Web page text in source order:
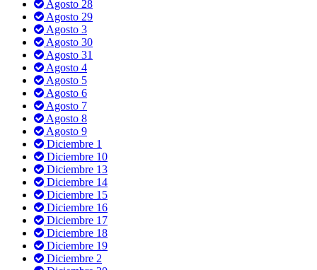
Agosto 28
Agosto 29
Agosto 3
Agosto 30
Agosto 31
Agosto 4
Agosto 5
Agosto 6
Agosto 7
Agosto 8
Agosto 9
Diciembre 1
Diciembre 10
Diciembre 13
Diciembre 14
Diciembre 15
Diciembre 16
Diciembre 17
Diciembre 18
Diciembre 19
Diciembre 2